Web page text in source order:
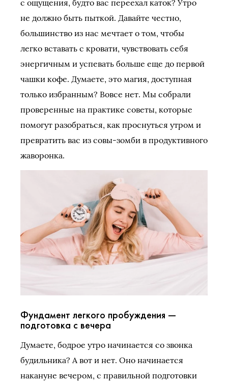
с ощущения, будто вас переехал каток? Утро
не должно быть пыткой. Давайте честно,
большинство из нас мечтает о том, чтобы
легко вставать с кровати, чувствовать себя
энергичным и успевать больше еще до первой
чашки кофе. Думаете, это магия, доступная
только избранным? Вовсе нет. Мы собрали
проверенные на практике советы, которые
помогут разобраться, как проснуться утром и
превратить вас из совы-зомби в продуктивного
жаворонка.
Фундамент легкого пробуждения —
подготовка с вечера
Думаете, бодрое утро начинается со звонка
будильника? А вот и нет. Оно начинается
накануне вечером, с правильной подготовки